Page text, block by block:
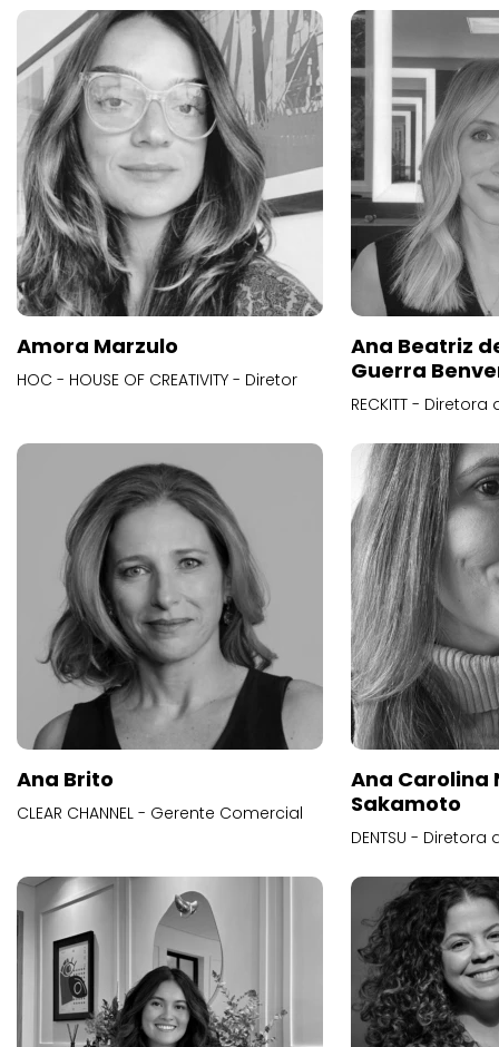
Amora Marzulo
HOC - HOUSE OF CREATIVITY - Diretor
Ana Beatriz
Guerra
RECKITT -
Ana Brito
CLEAR CHANNEL - Gerente Comercial
Ana Carolina
Sakamoto
DENTSU -